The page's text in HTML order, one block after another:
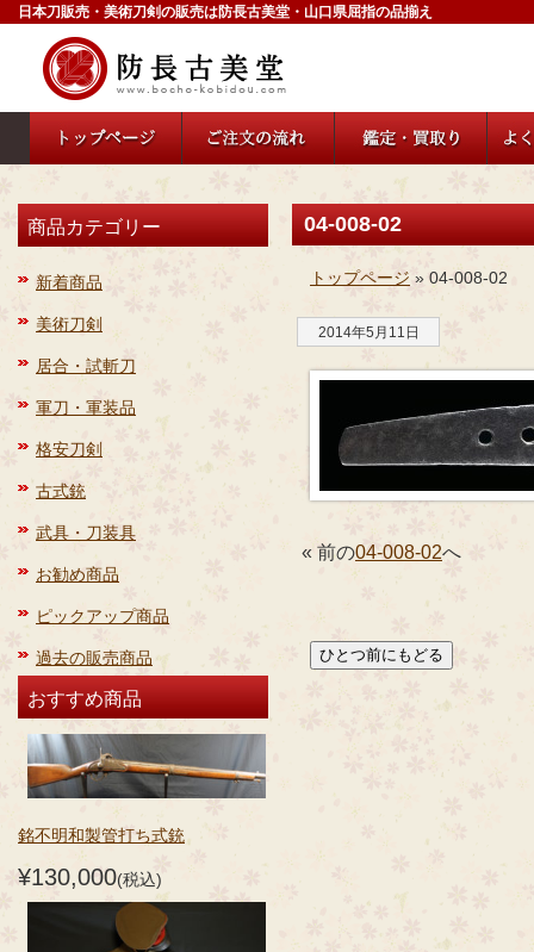
日本刀販売・美術刀剣の販売は防長古美堂・山口県屈指の品揃え
商品カテゴリー
新着商品
美術刀剣
居合・試斬刀
軍刀・軍装品
格安刀剣
古式銃
武具・刀装具
お勧め商品
ピックアップ商品
過去の販売商品
おすすめ商品
銘不明和製管打ち式銃
¥130,000(税込)
04-008-02
トップページ » 04-008-02
2014年5月11日
« 前の04-008-02へ